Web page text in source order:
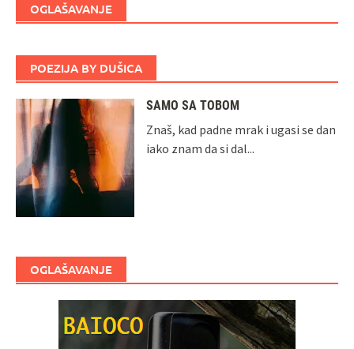
OGLAŠAVANJE
POEZIJA BY DUŠICA
SAMO SA TOBOM
Znaš, kad padne mrak i ugasi se dan
iako znam da si dal...
OGLAŠAVANJE